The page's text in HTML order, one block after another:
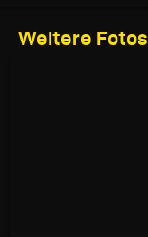
Weitere Fotos